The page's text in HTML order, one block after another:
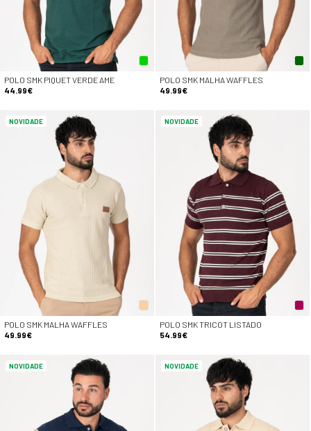
POLO SMK PIQUET VERDE AME
44.99€
POLO SMK MALHA WAFFLES
49.99€
NOVIDADE
POLO SMK MALHA WAFFLES
49.99€
NOVIDADE
POLO SMK TRICOT LISTADO
54.99€
NOVIDADE NOVIDADE